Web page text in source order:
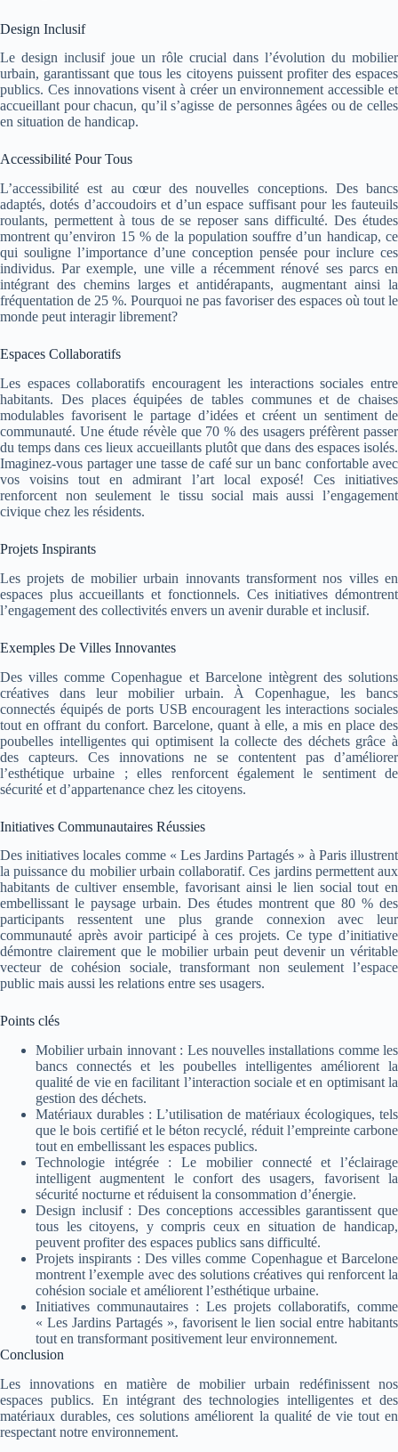
Design Inclusif
Le design inclusif joue un rôle crucial dans l’évolution du mobilier
urbain, garantissant que tous les citoyens puissent profiter des espaces
publics. Ces innovations visent à créer un environnement accessible et
accueillant pour chacun, qu’il s’agisse de personnes âgées ou de celles
en situation de handicap.
Accessibilité Pour Tous
L’accessibilité est au cœur des nouvelles conceptions. Des bancs
adaptés, dotés d’accoudoirs et d’un espace suffisant pour les fauteuils
roulants, permettent à tous de se reposer sans difficulté. Des études
montrent qu’environ 15 % de la population souffre d’un handicap, ce
qui souligne l’importance d’une conception pensée pour inclure ces
individus. Par exemple, une ville a récemment rénové ses parcs en
intégrant des chemins larges et antidérapants, augmentant ainsi la
fréquentation de 25 %. Pourquoi ne pas favoriser des espaces où tout le
monde peut interagir librement?
Espaces Collaboratifs
Les espaces collaboratifs encouragent les interactions sociales entre
habitants. Des places équipées de tables communes et de chaises
modulables favorisent le partage d’idées et créent un sentiment de
communauté. Une étude révèle que 70 % des usagers préfèrent passer
du temps dans ces lieux accueillants plutôt que dans des espaces isolés.
Imaginez-vous partager une tasse de café sur un banc confortable avec
vos voisins tout en admirant l’art local exposé! Ces initiatives
renforcent non seulement le tissu social mais aussi l’engagement
civique chez les résidents.
Projets Inspirants
Les projets de mobilier urbain innovants transforment nos villes en
espaces plus accueillants et fonctionnels. Ces initiatives démontrent
l’engagement des collectivités envers un avenir durable et inclusif.
Exemples De Villes Innovantes
Des villes comme Copenhague et Barcelone intègrent des solutions
créatives dans leur mobilier urbain. À Copenhague, les bancs
connectés équipés de ports USB encouragent les interactions sociales
tout en offrant du confort. Barcelone, quant à elle, a mis en place des
poubelles intelligentes qui optimisent la collecte des déchets grâce à
des capteurs. Ces innovations ne se contentent pas d’améliorer
l’esthétique urbaine ; elles renforcent également le sentiment de
sécurité et d’appartenance chez les citoyens.
Initiatives Communautaires Réussies
Des initiatives locales comme « Les Jardins Partagés » à Paris illustrent
la puissance du mobilier urbain collaboratif. Ces jardins permettent aux
habitants de cultiver ensemble, favorisant ainsi le lien social tout en
embellissant le paysage urbain. Des études montrent que 80 % des
participants ressentent une plus grande connexion avec leur
communauté après avoir participé à ces projets. Ce type d’initiative
démontre clairement que le mobilier urbain peut devenir un véritable
vecteur de cohésion sociale, transformant non seulement l’espace
public mais aussi les relations entre ses usagers.
Points clés
Mobilier urbain innovant : Les nouvelles installations comme les
bancs connectés et les poubelles intelligentes améliorent la
qualité de vie en facilitant l’interaction sociale et en optimisant la
gestion des déchets.
Matériaux durables : L’utilisation de matériaux écologiques, tels
que le bois certifié et le béton recyclé, réduit l’empreinte carbone
tout en embellissant les espaces publics.
Technologie intégrée : Le mobilier connecté et l’éclairage
intelligent augmentent le confort des usagers, favorisent la
sécurité nocturne et réduisent la consommation d’énergie.
Design inclusif : Des conceptions accessibles garantissent que
tous les citoyens, y compris ceux en situation de handicap,
peuvent profiter des espaces publics sans difficulté.
Projets inspirants : Des villes comme Copenhague et Barcelone
montrent l’exemple avec des solutions créatives qui renforcent la
cohésion sociale et améliorent l’esthétique urbaine.
Initiatives communautaires : Les projets collaboratifs, comme
« Les Jardins Partagés », favorisent le lien social entre habitants
tout en transformant positivement leur environnement.
Conclusion
Les innovations en matière de mobilier urbain redéfinissent nos
espaces publics. En intégrant des technologies intelligentes et des
matériaux durables, ces solutions améliorent la qualité de vie tout en
respectant notre environnement.